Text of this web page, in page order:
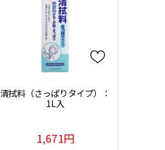
清拭料（さっぱりタイプ）：
1L入
1,671円